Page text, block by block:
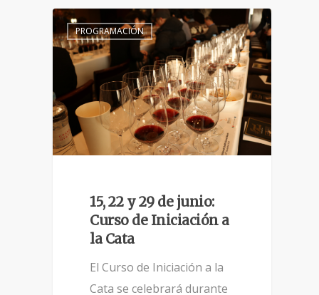
PROGRAMACIÓN
15, 22 y 29 de junio:
Curso de Iniciación a
la Cata
El Curso de Iniciación a la
Cata se celebrará durante